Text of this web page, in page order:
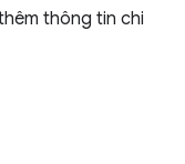
thông tin chi